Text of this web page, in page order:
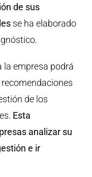
de sus
se ha elaborado
la empresa podrá
de los
Esta
analizar su
e ir